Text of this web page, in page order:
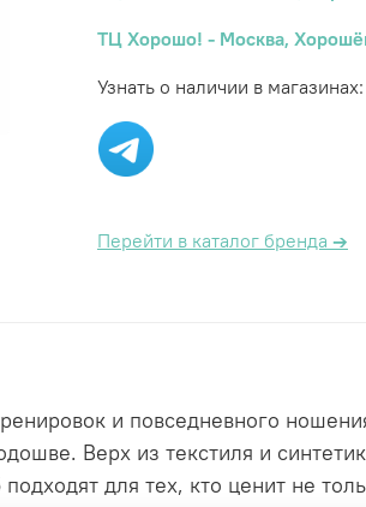
ТЦ Хорошо! - Москва,
Узнать о наличии в магазинах:
Перейти в каталог бренда →
и повседневного
Верх из текстиля и
для тех, кто ценит не